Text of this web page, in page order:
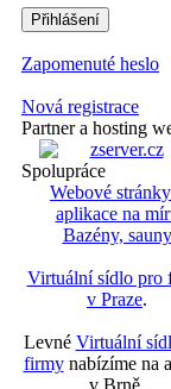
Zapomenuté heslo
Nová registrace
Partner a hosting
Spolupráce
Webové
aplikace na
Bazény, sauny
Virtuální sídlo pro
v Praze.
Levné Virtuální
firmynabízíme na
v Brně.